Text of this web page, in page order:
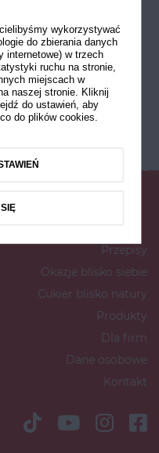
Przepisy
Okazje blisko siebie
Cukier blisko natury
Produkty
Dla firm
Dane osobowe
Kontakt
wykorzystywać
do zbierania danych
internetowe) w trzech
ruchu na stronie,
miejscach w
naszej stronie. Kliknij
do ustawień, aby
do plików cookies.